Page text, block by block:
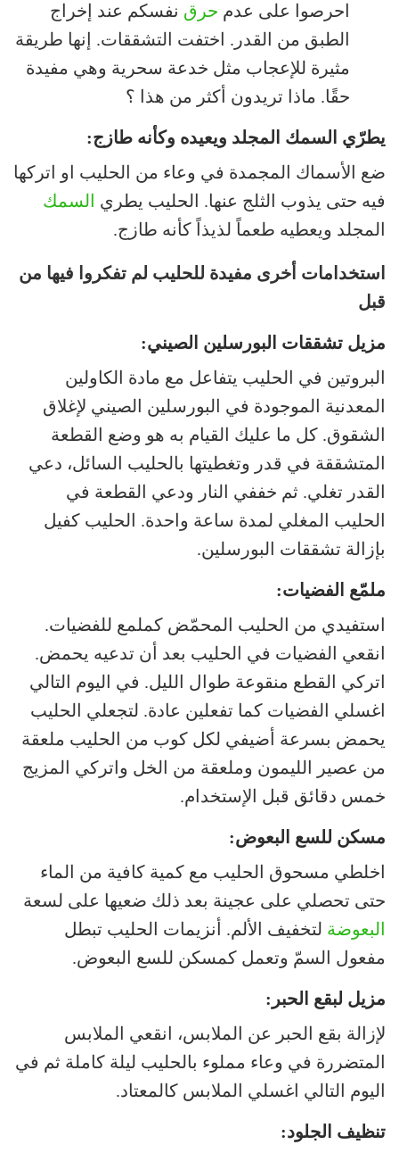
احرصوا على عدم حرق نفسكم عند إخراج
الطبق من القدر. اختفت التشققات. إنها طريقة
مثيرة للإعجاب مثل خدعة سحرية وهي مفيدة
حقًا. ماذا تريدون أكثر من هذا ؟
يطرّي السمك المجلد ويعيده وكأنه طازج:
ضع الأسماك المجمدة في وعاء من الحليب او اتركها
فيه حتى يذوب الثلج عنها. الحليب يطري السمك
المجلد ويعطيه طعماً لذيذاً كأنه طازج.
استخدامات أخرى مفيدة للحليب لم تفكروا فيها من
قبل
مزيل تشققات البورسلين الصيني:
البروتين في الحليب يتفاعل مع مادة الكاولين
المعدنية الموجودة في البورسلين الصيني لإغلاق
الشقوق. كل ما عليك القيام به هو وضع القطعة
المتشققة في قدر وتغطيتها بالحليب السائل، دعي
القدر تغلي. ثم خففي النار ودعي القطعة في
الحليب المغلي لمدة ساعة واحدة. الحليب كفيل
بإزالة تشققات البورسلين.
ملمّع الفضيات:
استفيدي من الحليب المحمّض كملمع للفضيات.
انقعي الفضيات في الحليب بعد أن تدعيه يحمض.
اتركي القطع منقوعة طوال الليل. في اليوم التالي
اغسلي الفضيات كما تفعلين عادة. لتجعلي الحليب
يحمض بسرعة أضيفي لكل كوب من الحليب ملعقة
من عصير الليمون وملعقة من الخل واتركي المزيج
خمس دقائق قبل الإستخدام.
مسكن للسع البعوض:
اخلطي مسحوق الحليب مع كمية كافية من الماء
حتى تحصلي على عجينة بعد ذلك ضعيها على لسعة
البعوضة لتخفيف الألم. أنزيمات الحليب تبطل
مفعول السمّ وتعمل كمسكن للسع البعوض.
مزيل لبقع الحبر:
لإزالة بقع الحبر عن الملابس، انقعي الملابس
المتضررة في وعاء مملوء بالحليب ليلة كاملة ثم في
اليوم التالي اغسلي الملابس كالمعتاد.
تنظيف الجلود: